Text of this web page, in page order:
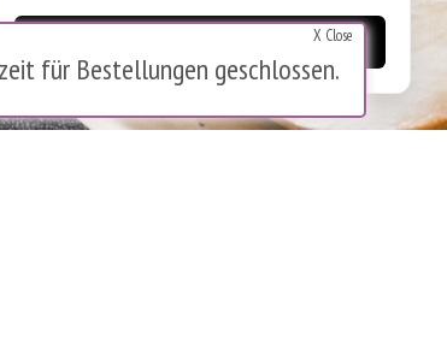
X Close
für Bestellungen geschlossen.